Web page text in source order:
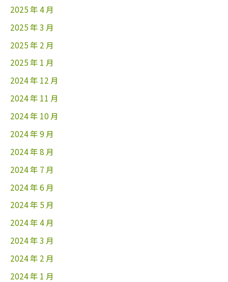
2025 年 4 月
2025 年 3 月
2025 年 2 月
2025 年 1 月
2024 年 12 月
2024 年 11 月
2024 年 10 月
2024 年 9 月
2024 年 8 月
2024 年 7 月
2024 年 6 月
2024 年 5 月
2024 年 4 月
2024 年 3 月
2024 年 2 月
2024 年 1 月